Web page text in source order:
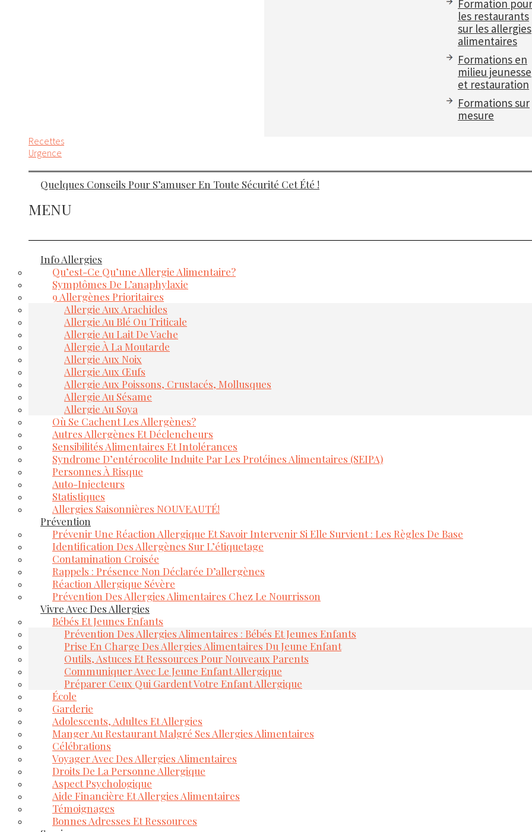
Formation pour
les restaurants
sur les allergies
alimentaires
Formations en
milieu jeunesse
et restauration
Formations sur
mesure
Recettes
Urgence
Quelques Conseils Pour S’amuser En Toute Sécurité Cet Été !
MENU
Info Allergies
Qu’est-Ce Qu’une Allergie Alimentaire?
Symptômes De L’anaphylaxie
9 Allergènes Prioritaires
Allergie Aux Arachides
Allergie Au Blé Ou Triticale
Allergie Au Lait De Vache
Allergie À La Moutarde
Allergie Aux Noix
Allergie Aux Œufs
Allergie Aux Poissons, Crustacés, Mollusques
Allergie Au Sésame
Allergie Au Soya
Où Se Cachent Les Allergènes?
Autres Allergènes Et Déclencheurs
Sensibilités Alimentaires Et Intolérances
Syndrome D’entérocolite Induite Par Les Protéines Alimentaires (SEIPA)
Personnes À Risque
Auto-Injecteurs
Statistiques
Allergies Saisonnières NOUVEAUTÉ!
Prévention
Prévenir Une Réaction Allergique Et Savoir Intervenir Si Elle Survient : Les Règles De Base
Identification Des Allergènes Sur L’étiquetage
Contamination Croisée
Rappels : Présence Non Déclarée D’allergènes
Réaction Allergique Sévère
Prévention Des Allergies Alimentaires Chez Le Nourrisson
Vivre Avec Des Allergies
Bébés Et Jeunes Enfants
Prévention Des Allergies Alimentaires : Bébés Et Jeunes Enfants
Prise En Charge Des Allergies Alimentaires Du Jeune Enfant
Outils, Astuces Et Ressources Pour Nouveaux Parents
Communiquer Avec Le Jeune Enfant Allergique
Préparer Ceux Qui Gardent Votre Enfant Allergique
École
Garderie
Adolescents, Adultes Et Allergies
Manger Au Restaurant Malgré Ses Allergies Alimentaires
Célébrations
Voyager Avec Des Allergies Alimentaires
Droits De La Personne Allergique
Aspect Psychologique
Aide Financière Et Allergies Alimentaires
Témoignages
Bonnes Adresses Et Ressources